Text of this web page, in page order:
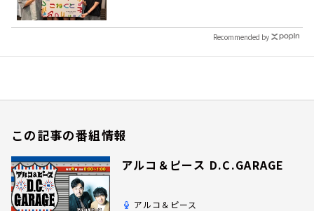
Recommended by
この記事の番組情報
アルコ＆ピース D.C.GARAGE
アルコ＆ピース